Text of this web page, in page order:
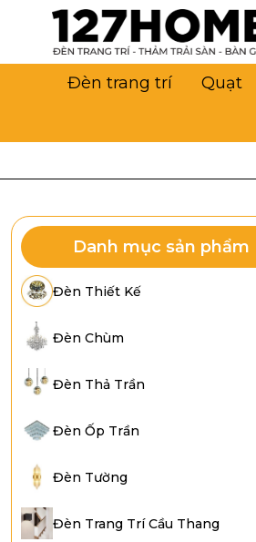
Đèn trang trí Quạt
Danh mục sản phẩm
Đèn Thiết Kế
Đèn Chùm
Đèn Thả Trần
Đèn Ốp Trần
Đèn Tường
Đèn Trang Trí Cầu Thang